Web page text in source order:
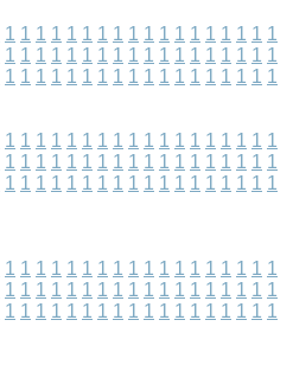
1 1 1 1 1 1 1 1 1 1 1 1 1 1 1 1 1 1
1 1 1 1 1 1 1 1 1 1 1 1 1 1 1 1 1 1
1 1 1 1 1 1 1 1 1 1 1 1 1 1 1 1 1 1
1 1 1 1 1 1 1 1 1 1 1 1 1 1 1 1 1 1
1 1 1 1 1 1 1 1 1 1 1 1 1 1 1 1 1 1
1 1 1 1 1 1 1 1 1 1 1 1 1 1 1 1 1 1
1 1 1 1 1 1 1 1 1 1 1 1 1 1 1 1 1 1
1 1 1 1 1 1 1 1 1 1 1 1 1 1 1 1 1 1
1 1 1 1 1 1 1 1 1 1 1 1 1 1 1 1 1 1